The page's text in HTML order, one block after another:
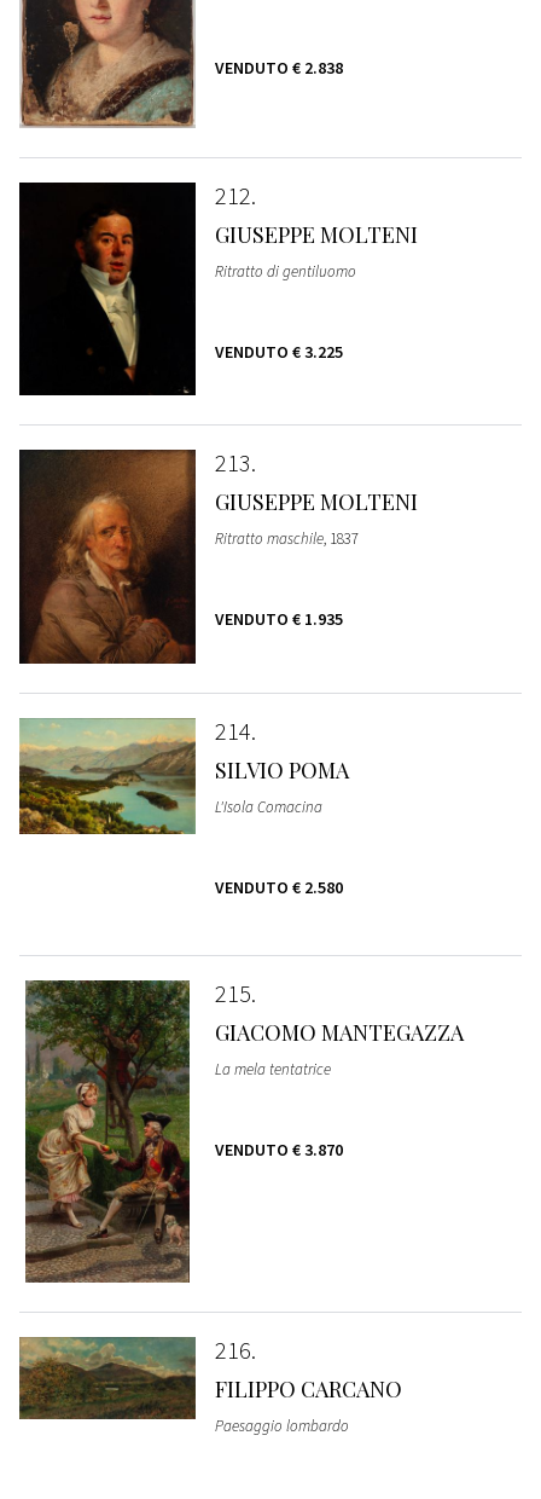
VENDUTO € 2.838
212
GIUSEPPE MOLTENI
Ritratto di gentiluomo
VENDUTO € 3.225
213
GIUSEPPE MOLTENI
Ritratto maschile, 1837
VENDUTO € 1.935
214
SILVIO POMA
L'Isola Comacina
VENDUTO € 2.580
215
GIACOMO MANTEGAZZA
La mela tentatrice
VENDUTO € 3.870
216
FILIPPO CARCANO
Paesaggio lombardo